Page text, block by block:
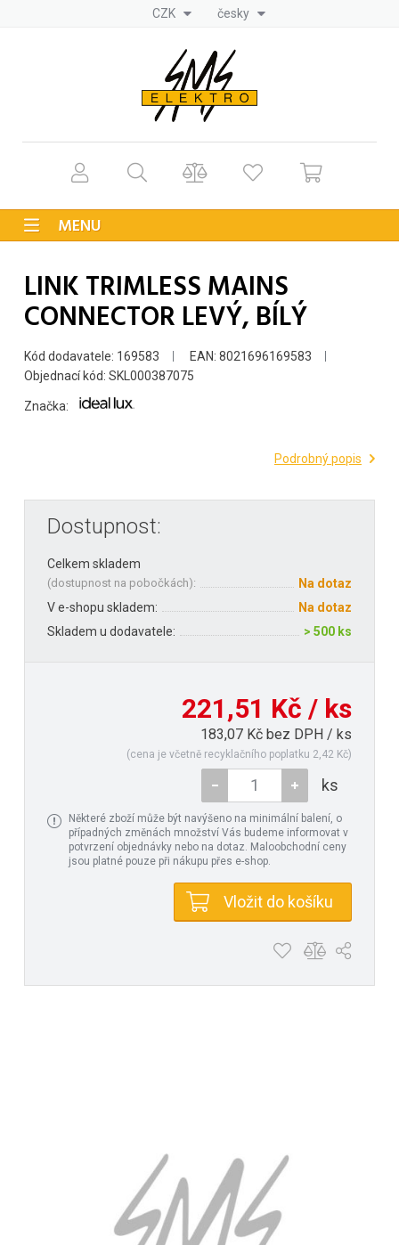
CZK česky
MENU
LINK TRIMLESS MAINS
CONNECTOR LEVÝ, BÍLÝ
Kód dodavatele: 169583
EAN: 8021696169583
Objednací kód: SKL000387075
Značka:
Podrobný popis
Dostupnost:
Celkem skladem
(dostupnost na pobočkách):
Na dotaz
V e-shopu skladem:
Na dotaz
Skladem u dodavatele:
> 500 ks
221,51 Kč / ks
183,07 Kč bez DPH / ks
(cena je včetně recyklačního poplatku 2,42 Kč)
ks
Některé zboží může být navýšeno na minimální balení, o
případných změnách množství Vás budeme informovat v
potvrzení objednávky nebo na dotaz. Maloobchodní ceny
jsou platné pouze při nákupu přes e-shop.
Vložit do košíku